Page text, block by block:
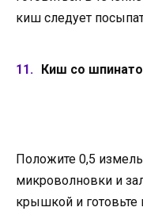
киш следует
Киш со
Положите 0,5
микроволновки и
крышкой и готовьте